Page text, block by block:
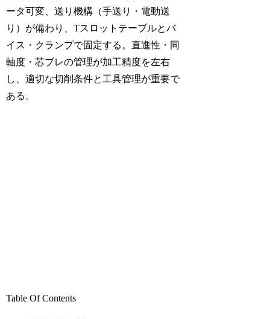
ータ可変、送り機構（手送り・電動送
り）が備わり、Tスロットテーブルとバ
イス・クランプで固定する。直進性・同
軸度・芯ブレの管理が加工精度を左右
し、適切な切削条件と工具管理が重要で
ある。
Table Of Contents